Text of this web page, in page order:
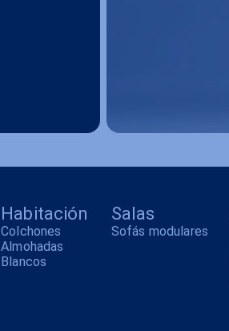
Habitación
Colchones
Almohadas
Blancos
Salas
Sofás modulares